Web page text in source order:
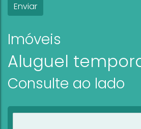
Imóveis
Aluguel
Consulte ao lado